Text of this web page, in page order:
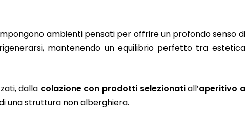
ambienti pensati per offrire un profondo senso di
mantenendo un equilibrio perfetto tra estetica
dalla colazione con prodotti selezionatiall’aperitivo a
una struttura non alberghiera.